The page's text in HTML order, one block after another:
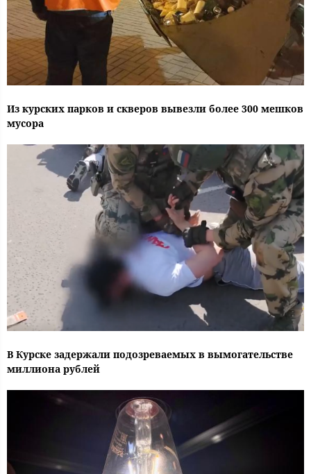
Из курских парков и скверов вывезли более 300 мешков
мусора
В Курске задержали подозреваемых в вымогательстве
миллиона рублей